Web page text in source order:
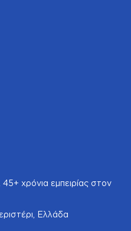
χρόνια εμπειρίας στον
Ελλάδα